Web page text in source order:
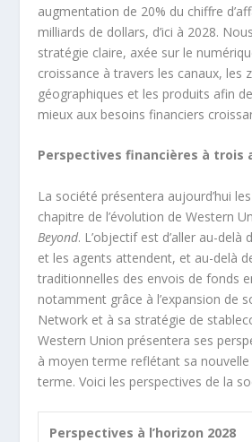
augmentation de 20% du chiffre
milliards de dollars, d’ici à 2028.
stratégie claire, axée sur le
croissance à travers les canaux, les
géographiques et les produits afin
mieux aux besoins financiers
Perspectives financières à trois
La société présentera aujourd’hui
chapitre de l’évolution de Western
Beyond. L’objectif est d’aller au-delà
et les agents attendent, et au-delà
traditionnelles des envois de fonds
notamment grâce à l’expansion de
Network et à sa stratégie de
Western Union présentera ses
à moyen terme reflétant sa
terme. Voici les perspectives de la
Perspectives à l’horizon 2028